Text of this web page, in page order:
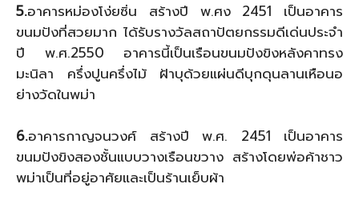
5.อาคารหม่องโง่ยซิ่น สร้างปี พ.ศง 2451 เป็นอาคาร
ขนมปังที่สวยมาก ได้รับรางวัลสถาปัตยกรรมดีเด่นประจำ
ปี พ.ศ.2550 อาคารนี้เป็นเรือนขนมปังขิงหลังคาทรง
มะนิลา ครึ่งปูนครึ่งไม้ ฝ้าบุด้วยแผ่นดีบุกดุนลานเหือนอ
ย่างวัดในพม่า
6.อาคารกาญจนวงศ์ สร้างปี พ.ศ. 2451 เป็นอาคาร
ขนมปังขิงสองชั้นแบบวางเรือนขวาง สร้างโดยพ่อค้าชาว
พม่าเป็นที่อยู่อาศัยและเป็นร้านเย็บผ้า